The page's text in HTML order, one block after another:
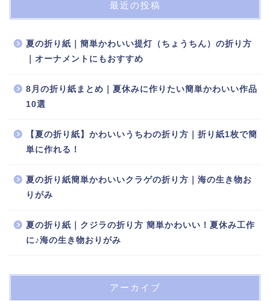
最近の投稿
夏の折り紙｜簡単かわいい提灯（ちょうちん）の折り方
｜オーナメントにもおすすめ
8月の折り紙まとめ｜夏休みに作りたい簡単かわいい作品
10選
【夏の折り紙】かわいいうちわの折り方｜折り紙1枚で簡
単に作れる！
夏の折り紙簡単かわいいクラゲの折り方｜海の生き物お
りがみ
夏の折り紙｜クジラの折り方 簡単かわいい！夏休み工作
に♪海の生き物おりがみ
アーカイブ